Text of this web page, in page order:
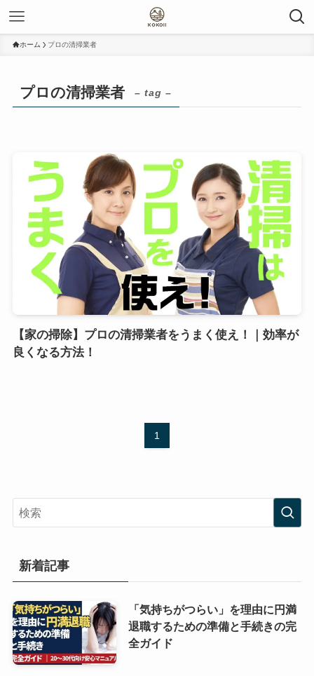
ホーム プロの清掃業者
プロの清掃業者 – tag –
【家の掃除】プロの清掃業者をうまく使え！｜効率が
良くなる方法！
1
新着記事
「気持ちがつらい」を理由に円満
退職するための準備と手続きの完
全ガイド